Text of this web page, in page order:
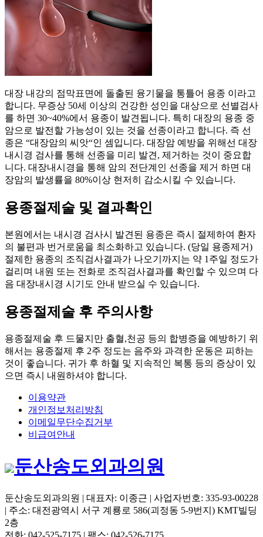
대장 내강의 점막표면에 돌출된 융기물을 통틀어 용종 이라고
합니다. 무증상 50세 이상의 건강한 성인을 대상으로 선별검사
를 하면 30~40%에서 용종이 발견됩니다. 특히 대장의 용종 중
암으로 발전할 가능성이 있는 것을 선종이라고 합니다. 즉 선
종은 “대장암의 씨앗“인 셈입니다. 대장암 예방을 위해선 대장
내시경 검사를 통해 선종을 미리 발견, 제거하는 것이 중요합
니다. 대장내시경을 통해 암의 전단계인 선종을 제거 하면 대
장암의 발생률을 80%이상 현저히 감소시킬 수 있습니다.
용종절제술 및 결과확인
본원에서는 내시경 검사시 발견된 용종은 즉시 절제하여 환자
의 불편과 번거로움을 최소화하고 있습니다. (당일 용종제거)
절제한 용종의 조직검사결과가 나오기까지는 약 1주일 정도가
걸리며 내원 또는 전화로 조직검사결과를 확인할 수 있으며 다
음 대장내시경 시기도 안내 받으실 수 있습니다.
용종절제술 후 주의사항
용종절제술 후 드물지만 출혈,천공 등의 합병증을 예방하기 위
해서는 용종절제 후 2주 정도는 음주와 과격한 운동은 피하는
것이 좋습니다. 귀가 후 하혈 및 지속적인 복통 등의 증상이 있
으면 즉시 내원하셔야 합니다.
이용약관
개인정보처리방침
이메일무단수집거부
비급여안내
둔산송도외과의원
둔산송도외과의원 | 대표자: 이종근 | 사업자번호: 335-93-00228
| 주소: 대전광역시 서구 계룡로 586(괴정동 5-9번지) KMT빌딩
2층
전화: 042-525-7175 | 팩스: 042-526-7175